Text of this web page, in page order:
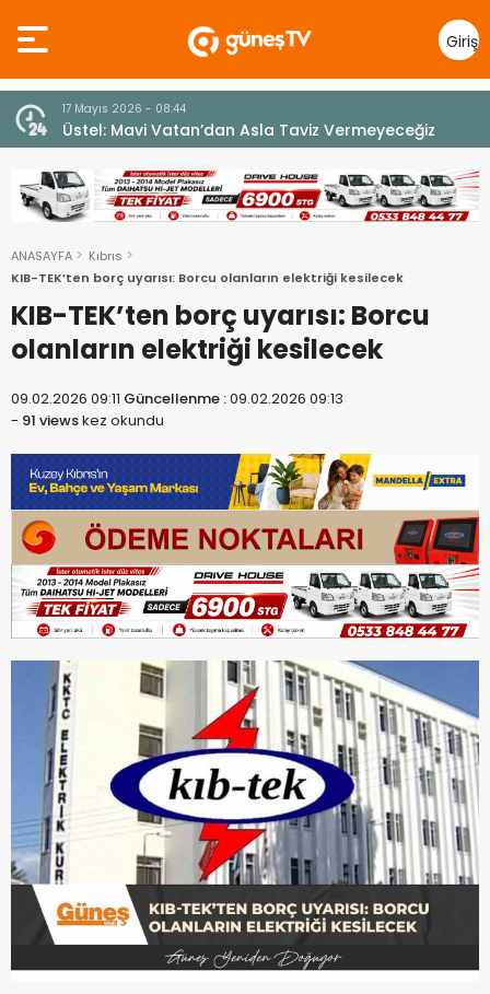
Giriş
Yap
7 Ağustos 2026 - 12:36
ÜSTEL: “ERENKÖY RUHU SONSUZA DEK YAŞAYACAK”
ANASAYFA
Kıbrıs
KIB-TEK’ten borç uyarısı: Borcu olanların elektriği kesilecek
KIB-TEK’ten borç uyarısı: Borcu
olanların elektriği kesilecek
09.02.2026 09:11 Güncellenme :09.02.2026 09:13
- 91 viewskez okundu